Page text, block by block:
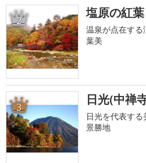
2 塩原の紅葉
温泉が点在す
葉美
3 日光(中禅
日光を代表す
景勝地